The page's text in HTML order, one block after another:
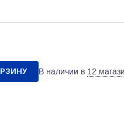
В наличии в 12